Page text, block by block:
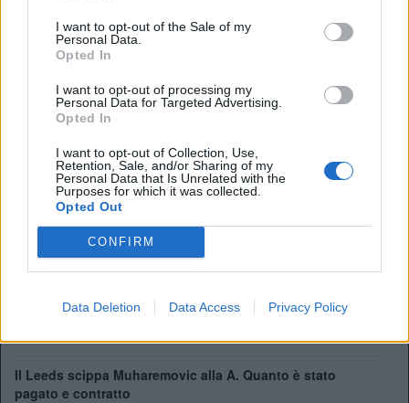
I want to opt-out of the Sale of my
Personal Data.
Opted In
I want to opt-out of processing my
Personal Data for Targeted Advertising.
Opted In
I want to opt-out of Collection, Use,
Retention, Sale, and/or Sharing of my
Personal Data that Is Unrelated with the
Purposes for which it was collected.
Opted Out
CONFIRM
Data Deletion Data Access Privacy Policy
Anno di Fondazione:
Stadio: Elland Road (37.645)
Città:Leeds
Presidente:Paraag Marathe
ALBO D'ORO
Premier League:3
FA Cup:1
League Cup: 3
FA Community Shield:
Il Leeds chiude per Trafford. Le cifre di un'operazione da
record
Il Leeds scippa Muharemovic alla A. Quanto è stato
pagato e contratto